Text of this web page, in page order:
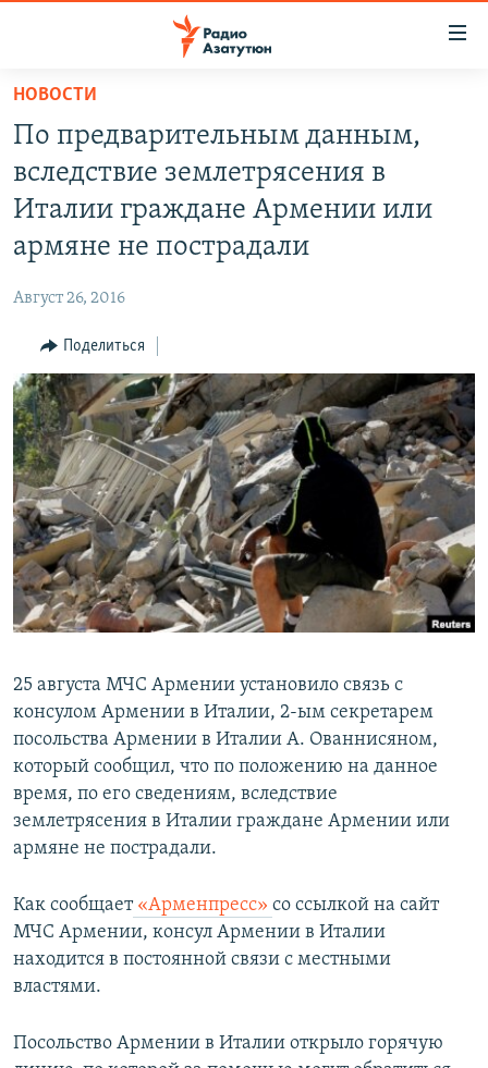
Перейти
основному
содержанию
Перейти
основной
Перейти
поиску
НОВОСТИ
ПОЛИТИКА
РЕГИОН
НАГОРНЫЙ КАРАБАХ
КУЛЬТУРА
СПОРТ
АРХИВ
Հայերեն
English
Русский
НОВОСТИ
По предварительным данным,
вследствие землетрясения в
Италии граждане Армении или
армяне не пострадали
Август 26, 2016
Поделиться
25 августа МЧС Армении установило связь с
консулом Армении в Италии, 2-ым секретарем
посольства Армении в Италии А. Ованнисяном,
который сообщил, что по положению на данное
время, по его сведениям, вследствие
землетрясения в Италии граждане Армении или
армяне не пострадали.
Как сообщает«Арменпресс» со ссылкой на сайт
МЧС Армении, консул Армении в Италии
находится в постоянной связи с местными
властями.
Посольство Армении в Италии открыло горячую